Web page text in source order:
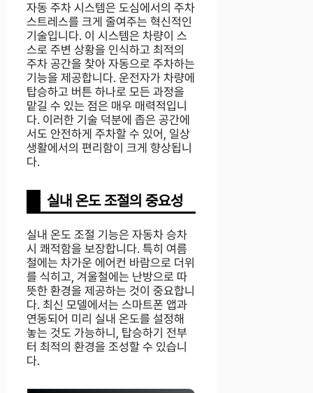
자동 주차 시스템은 도심에서의 주차
스트레스를 크게 줄여주는 혁신적인
기술입니다. 이 시스템은 차량이 스
스로 주변 상황을 인식하고 최적의
주차 공간을 찾아 자동으로 주차하는
기능을 제공합니다. 운전자가 차량에
탑승하고 버튼 하나로 모든 과정을
맡길 수 있는 점은 매우 매력적입니
다. 이러한 기술 덕분에 좁은 공간에
서도 안전하게 주차할 수 있어, 일상
생활에서의 편리함이 크게 향상됩니
다.
실내 온도 조절의 중요성
실내 온도 조절 기능은 자동차 승차
시 쾌적함을 보장합니다. 특히 여름
철에는 차가운 에어컨 바람으로 더위
를 식히고, 겨울철에는 난방으로 따
뜻한 환경을 제공하는 것이 중요합니
다. 최신 모델에서는 스마트폰 앱과
연동되어 미리 실내 온도를 설정해
놓는 것도 가능하니, 탑승하기 전부
터 최적의 환경을 조성할 수 있습니
다.